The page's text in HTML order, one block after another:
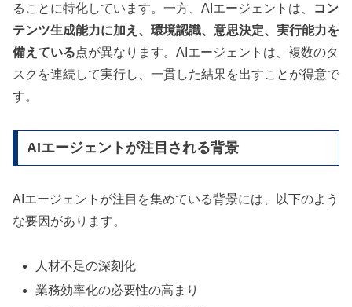
ることに特化しています。一方、AIエージェントは、
コン
テンツ生成能力に加え、環境認識、意思決定、実行能力を
備えている点が異なります。AIエージェントは、複数のタ
スクを連続して実行し、一貫した結果を出すことが得意で
す。
AIエージェントが注目される背景
AIエージェントが注目を集めている背景には、以下のよう
な要因があります。
人材不足の深刻化
業務効率化の必要性の高まり